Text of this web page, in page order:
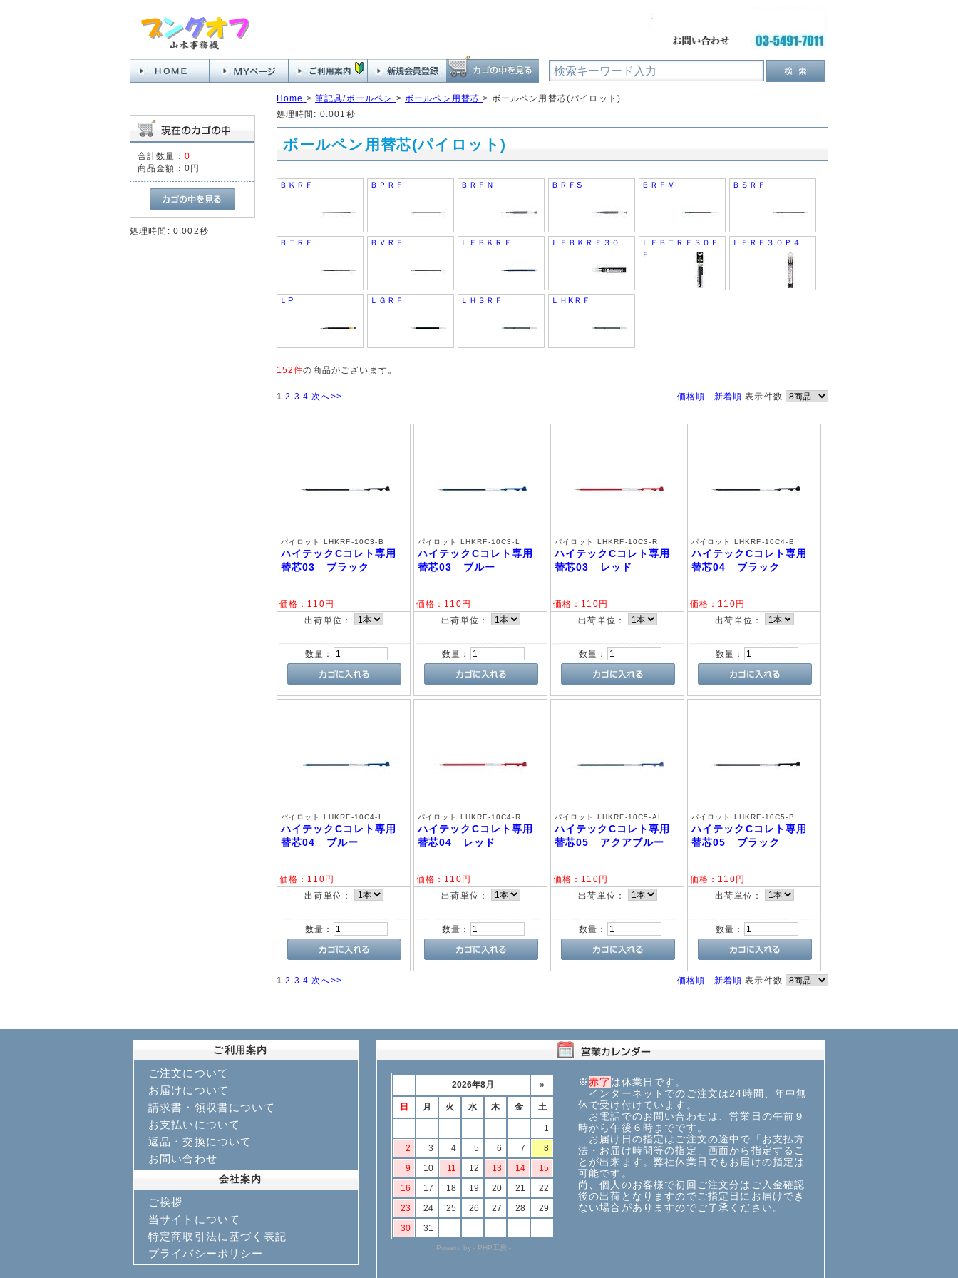
合計数量： 0
商品金額： 0円
処理時間: 0.002秒
Home > 筆記具/ボールペン > ボールペン用替芯 > ボールペン用替芯(パイロット)
処理時間: 0.001秒
ボールペン用替芯(パイロット)
ＢＫＲＦ ＢＰＲＦ ＢＲＦＮ ＢＲＦS ＢＲＦＶ ＢＳＲＦ
ＢＴＲＦ ＢＶＲＦ ＬＦＢＫＲＦ ＬＦＢＫＲＦ３０
ＬＦＢＴＲＦ３０Ｅ
Ｆ
ＬＦＲＦ３０Ｐ４
ＬP ＬＧＲＦ ＬＨＳＲＦ ＬＨKＲＦ
152件の商品がございます。
価格順 新着順 表示件数
1 2 3 4 次へ>>
パイロット LHKRF-10C3-B
ハイテックCコレト専用
替芯03 ブラック
価格： 110円
出荷単位：
数量：
パイロット LHKRF-10C3-L
ハイテックCコレト専用
替芯03 ブルー
価格： 110円
出荷単位：
数量：
パイロット LHKRF-10C3-R
ハイテックCコレト専用
替芯03 レッド
価格： 110円
出荷単位：
数量：
パイロット LHKRF-10C4-B
ハイテックCコレト専用
替芯04 ブラック
価格： 110円
出荷単位：
数量：
パイロット LHKRF-10C4-L
ハイテックCコレト専用
替芯04 ブルー
価格： 110円
出荷単位：
数量：
パイロット LHKRF-10C4-R
ハイテックCコレト専用
替芯04 レッド
価格： 110円
出荷単位：
数量：
パイロット LHKRF-10C5-AL
ハイテックCコレト専用
替芯05 アクアブルー
価格： 110円
出荷単位：
数量：
パイロット LHKRF-10C5-B
ハイテックCコレト専用
替芯05 ブラック
価格： 110円
出荷単位：
数量：
価格順 新着順 表示件数
1 2 3 4 次へ>>
ご利用案内
ご注文について
お届けについて
請求書・領収書について
お支払いについて
返品・交換について
お問い合わせ
会社案内
ご挨拶
当サイトについて
特定商取引法に基づく表記
プライバシーポリシー
※赤字は休業日です。
インターネットでのご注文は24時間、年中無
休で受け付けています。
お電話でのお問い合わせは、営業日の午前９
時から午後６時までです。
お届け日の指定はご注文の途中で「お支払方
法・お届け時間等の指定」画面から指定するこ
とが出来ます。弊社休業日でもお届けの指定は
可能です。
尚、個人のお客様で初回ご注文分はご入金確認
後の出荷となりますのでご指定日にお届けでき
ない場合がありますのでご了承ください。